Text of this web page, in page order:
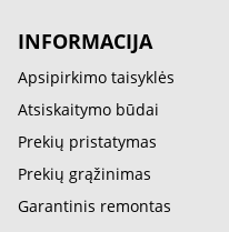
INFORMACIJA
Apsipirkimo taisyklės
Atsiskaitymo būdai
Prekių pristatymas
Prekių grąžinimas
Garantinis remontas